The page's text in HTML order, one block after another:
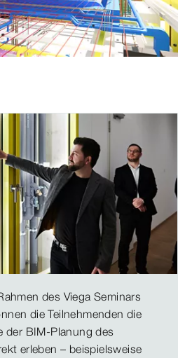
des Viega Seminars
die Teilnehmenden die
der BIM-Planung des
erleben – beispielsweise